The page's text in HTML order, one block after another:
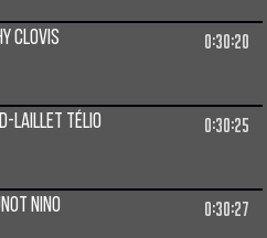
Clovis 0:30:20
laillet Télio 0:30:25
Nino 0:30:27